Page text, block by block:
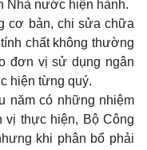
Nhà nước hiện hành.
cơ bản, chi sửa chữa
chất không thường
đơn vị sử dụng ngân
hiện từng quý.
năm có những nhiệm
thực hiện, Bộ Công
khi phân bổ phải